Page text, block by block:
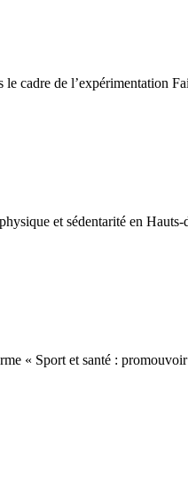
de l’expérimentation
et sédentarité en Hauts-
« Sport et santé :